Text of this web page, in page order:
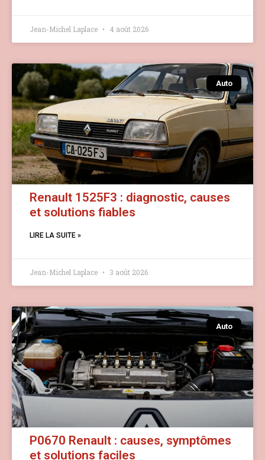
Jean-Michel Laplace 4 août 2026
Auto
Renault 1525F3 : diagnostic, causes
et solutions fiables
LIRE LA SUITE »
Jean-Michel Laplace 3 août 2026
Auto
P0670 Renault : causes, symptômes
et solutions faciles